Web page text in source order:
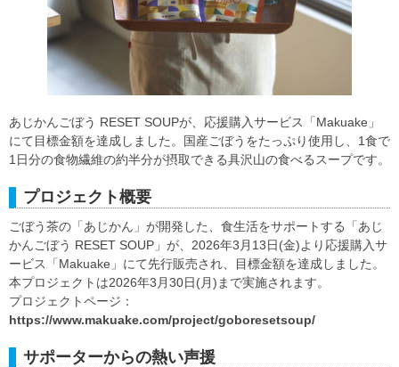
あじかんごぼう RESET SOUPが、応援購入サービス「Makuake」
にて目標金額を達成しました。国産ごぼうをたっぷり使用し、1食で
1日分の食物繊維の約半分が摂取できる具沢山の食べるスープです。
プロジェクト概要
ごぼう茶の「あじかん」が開発した、食生活をサポートする「あじ
かんごぼう RESET SOUP」が、2026年3月13日(金)より応援購入サ
ービス「Makuake」にて先行販売され、目標金額を達成しました。
本プロジェクトは2026年3月30日(月)まで実施されます。
プロジェクトページ：
https://www.makuake.com/project/goboresetsoup/
サポーターからの熱い声援